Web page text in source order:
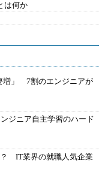
は何か
増」 7割のエンジニアが
ジニア自主学習のハード
？ IT業界の就職人気企業